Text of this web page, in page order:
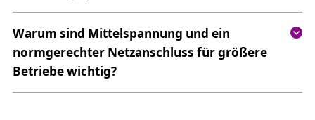
Warum sind Mittelspannung und ein
normgerechter Netzanschluss für größere
Betriebe wichtig?